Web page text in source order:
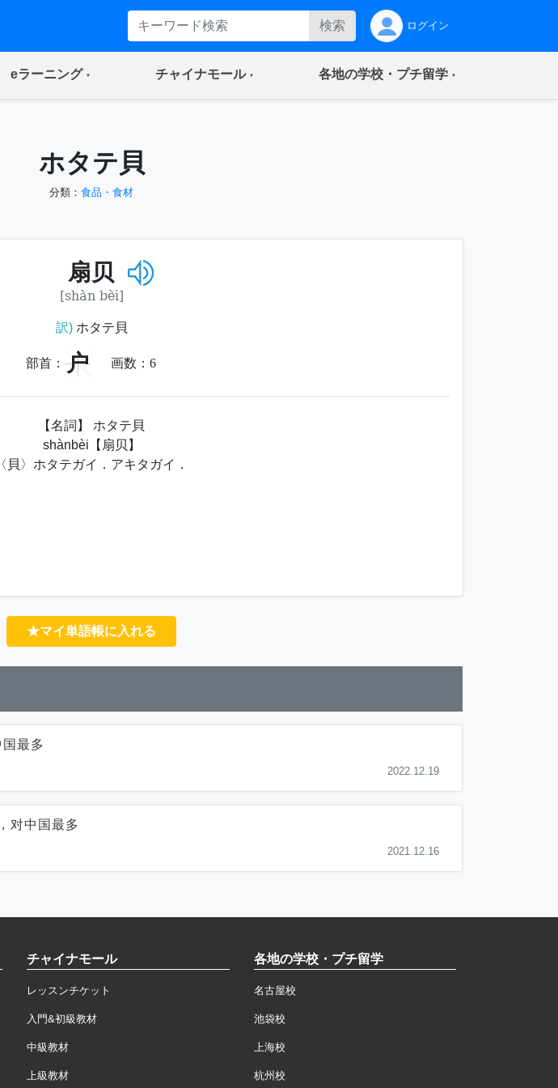
検索 ログイン
eラーニング(current) チャイナモール(current) 各地の学校・プチ留学(current)
ホタテ貝
分類： 食品・食材
扇贝
[shàn bèi]
訳)ホタテ貝
部首： 户 画数： 6
【名詞】 ホタテ貝
shànbèi【扇贝】
〈貝〉ホタテガイ．アキタガイ．
★マイ単語帳に入れる
最多
2022.12.19
对中国最多
2021.12.16
チャイナモール
レッスンチケット
入門&初級教材
中級教材
上級教材
各地の学校・プチ留学
名古屋校
池袋校
上海校
杭州校